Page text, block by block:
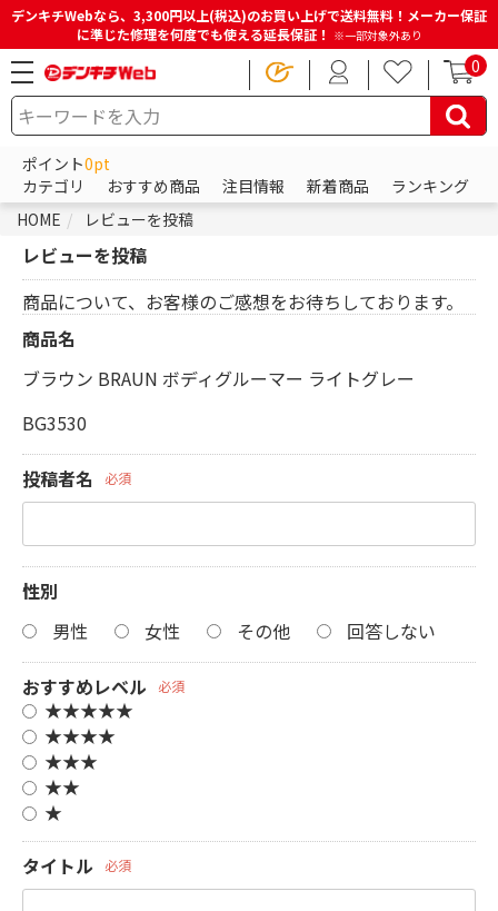
デンキチWebなら、3,300円以上(税込)のお買い上げで送料無料！メーカー保証
に準じた修理を何度でも使える延長保証！ ※一部対象外あり
0
ポイント0pt
カテゴリ
おすすめ商品 注目情報 新着商品
ランキング
HOME
レビューを投稿
レビューを投稿
商品について、お客様のご感想をお待ちしております。
商品名
ブラウン BRAUN ボディグルーマー ライトグレー
BG3530
投稿者名 必須
性別
男性
女性 その他 回答しない
おすすめレベル 必須
★★★★★
★★★★
★★★
★★
★
タイトル
必須